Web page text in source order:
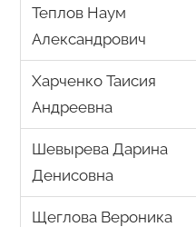
Теплов Наум
Александрович
Харченко Таисия
Андреевна
Шевырева Дарина
Денисовна
Щеглова Вероника